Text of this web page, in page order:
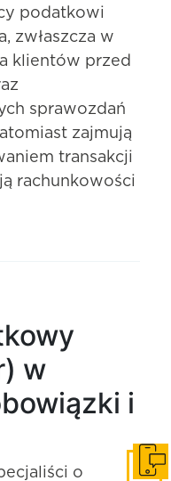
podatkowi
zwłaszcza w
klientów przed
sprawozdań
zajmują
transakcji
rachunkowości
w
i
o